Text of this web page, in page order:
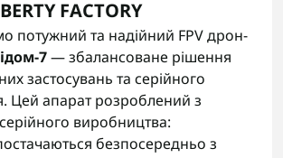
FACTORY
потужний та надійний FPV дрон-
7— збалансоване рішення
застосувань та серійного
Цей апарат розроблений з
виробництва:
безпосередньо з